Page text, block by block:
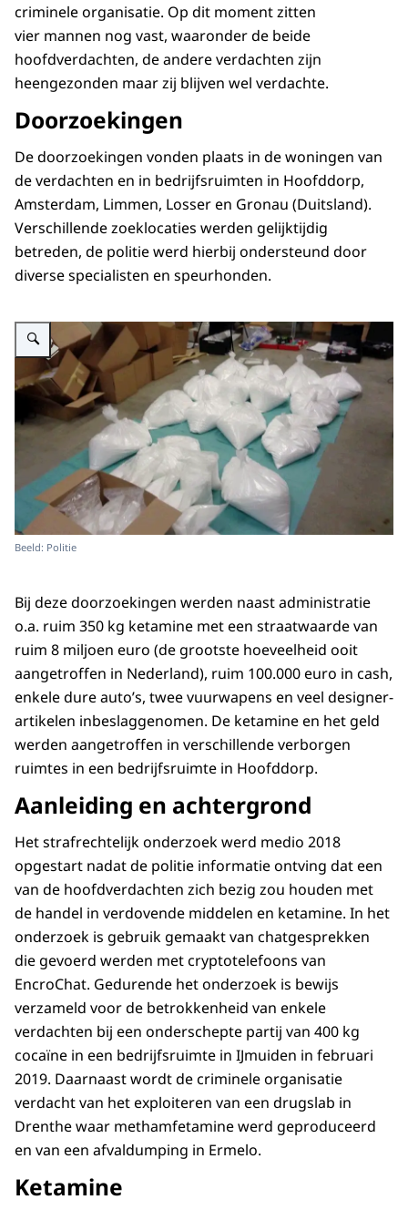
criminele organisatie. Op dit moment zitten
vier mannen nog vast, waaronder de beide
hoofdverdachten, de andere verdachten zijn
heengezonden maar zij blijven wel verdachte.
Doorzoekingen
De doorzoekingen vonden plaats in de woningen van
de verdachten en in bedrijfsruimten in Hoofddorp,
Amsterdam, Limmen, Losser en Gronau (Duitsland).
Verschillende zoeklocaties werden gelijktijdig
betreden, de politie werd hierbij ondersteund door
diverse specialisten en speurhonden.
Vergroot afbeelding In oktober 2020 heeft de politie Noord-Holland 350
Beeld: Politie
Bij deze doorzoekingen werden naast administratie
o.a. ruim 350 kg ketamine met een straatwaarde van
ruim 8 miljoen euro (de grootste hoeveelheid ooit
aangetroffen in Nederland), ruim 100.000 euro in cash,
enkele dure auto’s, twee vuurwapens en veel designer-
artikelen inbeslaggenomen. De ketamine en het geld
werden aangetroffen in verschillende verborgen
ruimtes in een bedrijfsruimte in Hoofddorp.
Aanleiding en achtergrond
Het strafrechtelijk onderzoek werd medio 2018
opgestart nadat de politie informatie ontving dat een
van de hoofdverdachten zich bezig zou houden met
de handel in verdovende middelen en ketamine. In het
onderzoek is gebruik gemaakt van chatgesprekken
die gevoerd werden met cryptotelefoons van
EncroChat. Gedurende het onderzoek is bewijs
verzameld voor de betrokkenheid van enkele
verdachten bij een onderschepte partij van 400 kg
cocaïne in een bedrijfsruimte in IJmuiden in februari
2019. Daarnaast wordt de criminele organisatie
verdacht van het exploiteren van een drugslab in
Drenthe waar methamfetamine werd geproduceerd
en van een afvaldumping in Ermelo.
Ketamine